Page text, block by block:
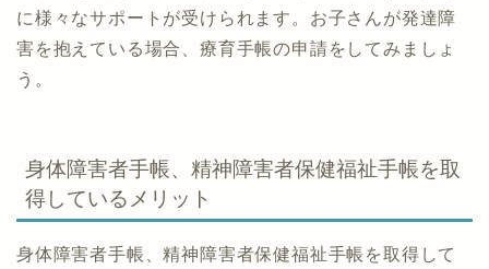
に様々なサポートが受けられます。お子さんが発達障
害を抱えている場合、療育手帳の申請をしてみましょ
う。
身体障害者手帳、精神障害者保健福祉手帳を取
得しているメリット
身体障害者手帳、精神障害者保健福祉手帳を取得して